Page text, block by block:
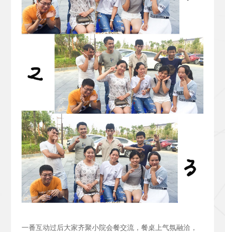
一番互动过后大家齐聚小院会餐交流， 餐桌上气氛融洽，